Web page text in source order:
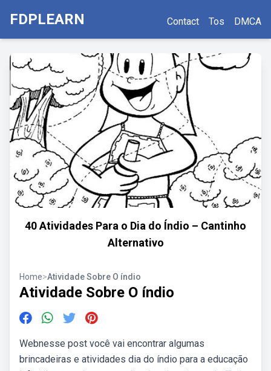
FDPLEARN Contact Tos DMCA
40 Atividades Para o Dia do Índio – Cantinho
Alternativo
Home>Atividade Sobre O índio
Atividade Sobre O índio
Webnesse post você vai encontrar algumas
brincadeiras e atividades dia do índio para a educação